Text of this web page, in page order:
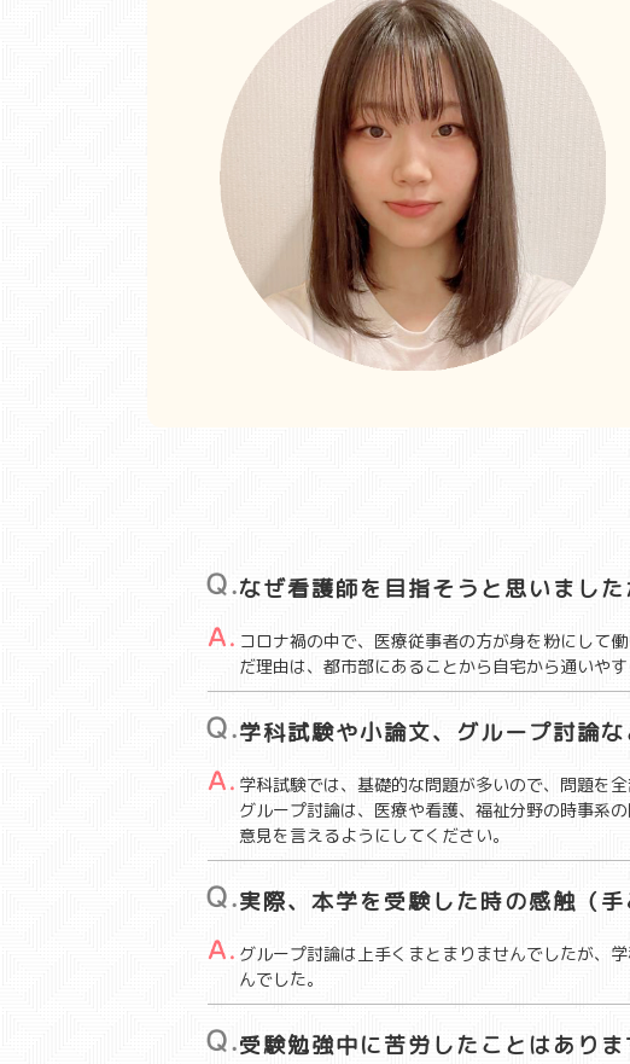
なぜ看護師を目指そうと思いまし
コロナ禍の中で、医療従事者の方が身を粉にして
だ理由は、都市部にあることから自宅から通いや
学科試験や小論文、グループ討論
学科試験では、基礎的な問題が多いので、問題を
グループ討論は、医療や看護、福祉分野の時事系
意見を言えるようにしてください。
実際、本学を受験した時の感触（
グループ討論は上手くまとまりませんでしたが、
んでした。
受験勉強中に苦労したことはありま